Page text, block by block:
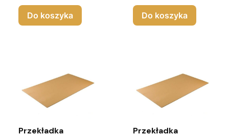
Do koszyka Do koszyka
Przekładka
Przekładka